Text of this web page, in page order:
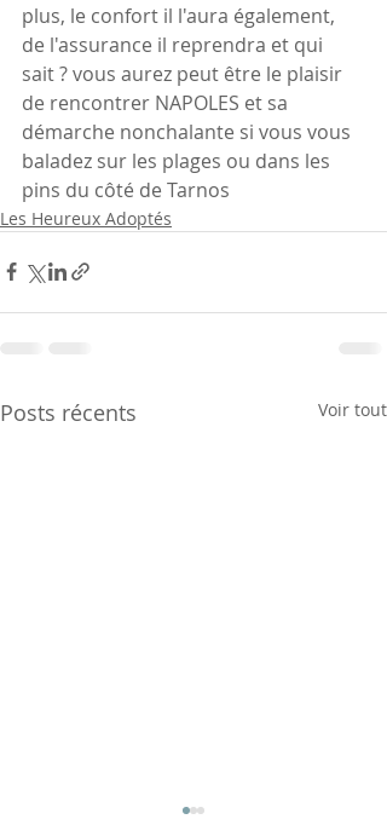
plus, le confort il l'aura également,
de l'assurance il reprendra et qui
sait ? vous aurez peut être le plaisir
de rencontrer NAPOLES et sa
démarche nonchalante si vous vous
baladez sur les plages ou dans les
pins du côté de Tarnos
Les Heureux Adoptés
Posts récents Voir tout